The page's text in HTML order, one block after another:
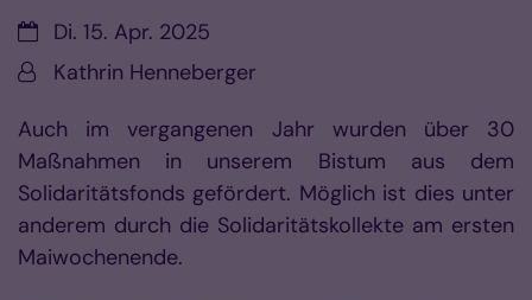
Datum:Di. 15. Apr. 2025
Von:Kathrin Henneberger
Auch im vergangenen Jahr wurden über 30
Maßnahmen in unserem Bistum aus dem
Solidaritätsfonds gefördert. Möglich ist dies unter
anderem durch die Solidaritätskollekte am ersten
Maiwochenende.